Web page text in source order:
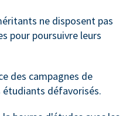
ne disposent pas
pour poursuivre leurs
des campagnes de
étudiants défavorisés.